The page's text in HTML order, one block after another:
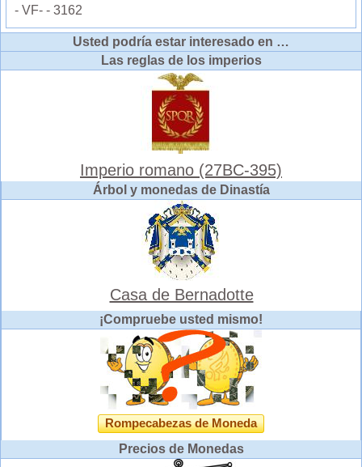
- VF- - 3162
Usted podría estar interesado en …
Las reglas de los imperios
Imperio romano (27BC-395)
Árbol y monedas de Dinastía
Casa de Bernadotte
¡Compruebe usted mismo!
Rompecabezas de Moneda
Precios de Monedas